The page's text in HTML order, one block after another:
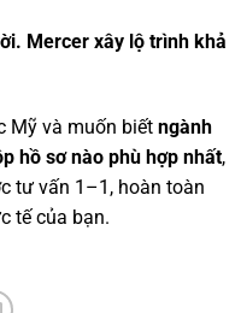
Mercer xây lộ trình khả
Mỹ và muốn biếtngành
hồ sơ nào phù hợp nhất,
tư vấn 1–1, hoàn toàn
tế của bạn.